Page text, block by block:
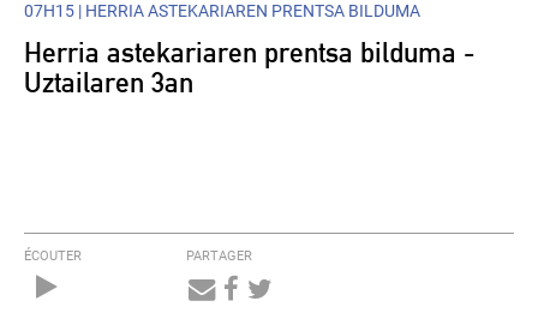
07H15 | HERRIA ASTEKARIAREN PRENTSA BILDUMA
Herria astekariaren prentsa bilduma -
Uztailaren 3an
ÉCOUTER PARTAGER